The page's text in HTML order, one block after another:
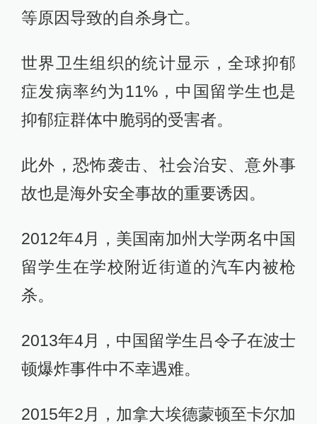
等原因导致的自杀身亡。
世界卫生组织的统计显示，全球抑郁
症发病率约为11%，中国留学生也是
抑郁症群体中脆弱的受害者。
此外，恐怖袭击、社会治安、意外事
故也是海外安全事故的重要诱因。
2012年4月，美国南加州大学两名中国
留学生在学校附近街道的汽车内被枪
杀。
2013年4月，中国留学生吕令子在波士
顿爆炸事件中不幸遇难。
2015年2月，加拿大埃德蒙顿至卡尔加